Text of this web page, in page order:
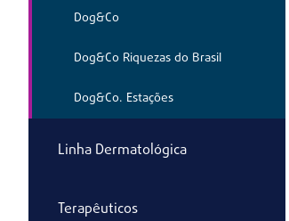
Dog&Co
Dog&Co Riquezas do Brasil
Dog&Co. Estações
Linha Dermatológica
Terapêuticos